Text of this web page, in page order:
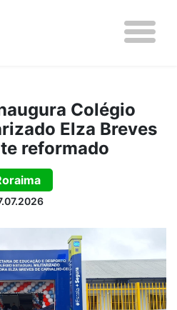
Colégio
Elza Breves
reformado